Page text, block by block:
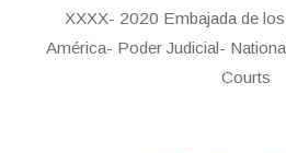
XXXX- 2020 Embajada de
América- Poder Judicial-
Courts